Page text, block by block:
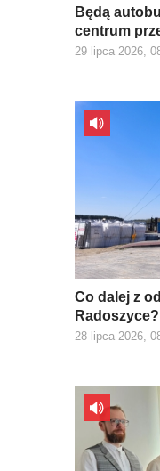
Będą
centrum
29 lipca 2026,
Co dalej z
Radoszyce?
28 lipca 2026,